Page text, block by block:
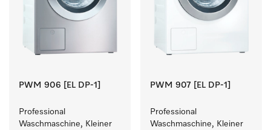
PWM 906 [EL DP-1]
Professional
Waschmaschine, Kleiner
PWM 907 [EL DP-1]
Professional
Waschmaschine, Kleiner